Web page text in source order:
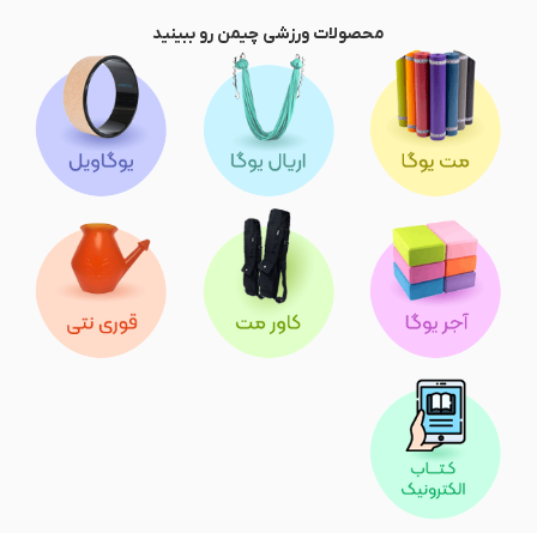
محصولات ورزشی چیمن رو ببینید